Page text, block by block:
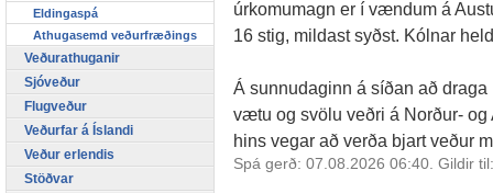
úrkomumagn er í vændum á
16 stig, mildast syðst. Kólnar
Á sunnudaginn á síðan að
vætu og svölu veðri á Norður-
hins vegar að verða bjart veður
Spá gerð: 07.08.2026 06:40. Gildir
Eldingaspá
Athugasemd veðurfræðings
Veðurathuganir
Sjóveður
Flugveður
Veðurfar á Íslandi
Veður erlendis
Stöðvar